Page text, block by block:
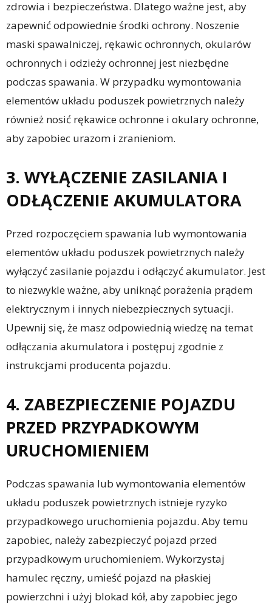
zdrowia i bezpieczeństwa. Dlatego ważne jest, aby
zapewnić odpowiednie środki ochrony. Noszenie
maski spawalniczej, rękawic ochronnych, okularów
ochronnych i odzieży ochronnej jest niezbędne
podczas spawania. W przypadku wymontowania
elementów układu poduszek powietrznych należy
również nosić rękawice ochronne i okulary ochronne,
aby zapobiec urazom i zranieniom.
3. WYŁĄCZENIE ZASILANIA I
ODŁĄCZENIE AKUMULATORA
Przed rozpoczęciem spawania lub wymontowania
elementów układu poduszek powietrznych należy
wyłączyć zasilanie pojazdu i odłączyć akumulator. Jest
to niezwykle ważne, aby uniknąć porażenia prądem
elektrycznym i innych niebezpiecznych sytuacji.
Upewnij się, że masz odpowiednią wiedzę na temat
odłączania akumulatora i postępuj zgodnie z
instrukcjami producenta pojazdu.
4. ZABEZPIECZENIE POJAZDU
PRZED PRZYPADKOWYM
URUCHOMIENIEM
Podczas spawania lub wymontowania elementów
układu poduszek powietrznych istnieje ryzyko
przypadkowego uruchomienia pojazdu. Aby temu
zapobiec, należy zabezpieczyć pojazd przed
przypadkowym uruchomieniem. Wykorzystaj
hamulec ręczny, umieść pojazd na płaskiej
powierzchni i użyj blokad kół, aby zapobiec jego